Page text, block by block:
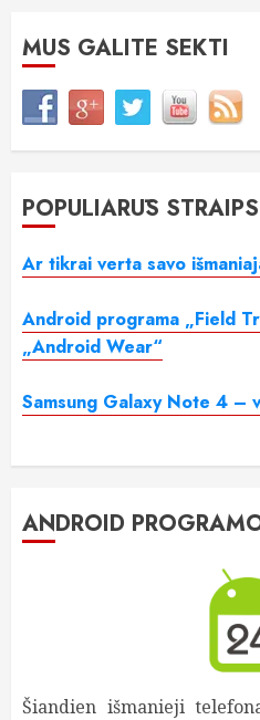
MUS GALITE SEKTI
POPULIARŪS
Ar tikrai verta savo
Android programa „Field
„Android Wear“
Samsung Galaxy Note 4 –
ANDROID
Šiandien išmanieji